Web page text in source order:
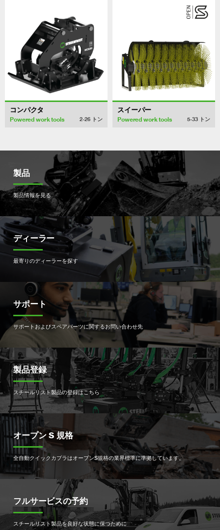
コンパクタ
Powered work tools 2-26 トン
スイーパー
Powered work tools 5-33 トン
製品
製品情報を見る
ディーラー
最寄りのディーラーを探す
サポート
サポートおよびスペアパーツに関するお問い合わせ先
製品登録
スチールリスト製品の登録はこちら
オープン S 規格
全自動クイックカプラはオープンS規格の業界標準に準拠しています。
フルサービスの予約
スチールリスト製品を良好な状態に保つために